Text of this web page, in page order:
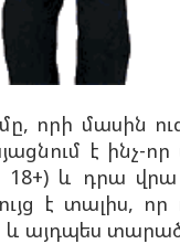
որի մասին
է ինչ-որ
18+) և դրա վրա
է տալիս, որ
և այդպես